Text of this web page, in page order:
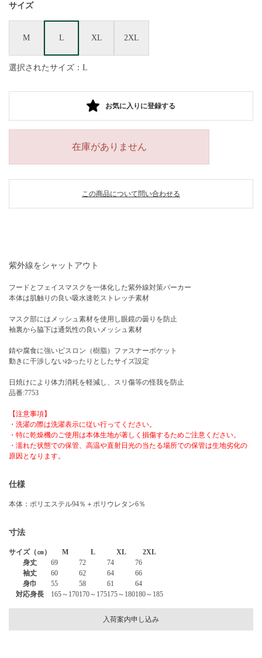
サイズ
M L XL 2XL
選択されたサイズ：L
お気に入りに登録する
入荷案内申し込み
在庫がありません
この商品について問い合わせる
紫外線をシャットアウト
フードとフェイスマスクを一体化した紫外線対策パーカー
本体は肌触りの良い吸水速乾ストレッチ素材
マスク部にはメッシュ素材を使用し眼鏡の曇りを防止
袖裏から脇下は通気性の良いメッシュ素材
錆や腐食に強いビスロン（樹脂）ファスナーポケット
動きに干渉しないゆったりとしたサイズ設定
日焼けにより体力消耗を軽減し、スリ傷等の怪我を防止
品番:7753
【注意事項】
・洗濯の際は洗濯表示に従い行ってください。
・特に乾燥機のご使用は本体生地が著しく損傷するためご注意ください。
・濡れた状態での保管、高温や直射日光の当たる場所での保管は生地劣化の
原因となります。
仕様
本体：ポリエステル94％＋ポリウレタン6％
寸法
サイズ（㎝） M L XL
2XL
身丈
69 72 74
76
袖丈
60 62 64
66
身巾
55 58 61
64
対応身長
165～170170～175175～180180～185